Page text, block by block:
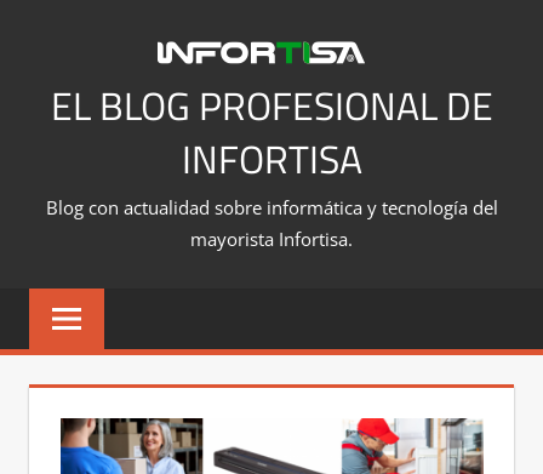
contenidoEL BLOG PROFESIONAL DE
INFORTISA
Blog con actualidad sobre informática y tecnología del
mayorista Infortisa.